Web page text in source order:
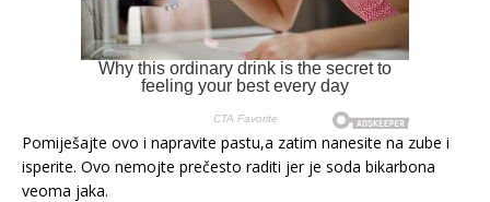
Pomiješajte ovo i napravite pastu,a zatim nanesite na zube i
isperite. Ovo nemojte prečesto raditi jer je soda bikarbona
veoma jaka.